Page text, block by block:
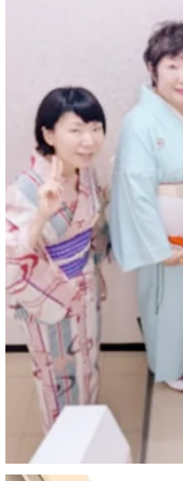
#旅行好きと
マジシャン
お疲れ様です
ブログ更新し
「マジシャ
#企業公式が
#旅行好きな
#一人旅
#女性マジシ